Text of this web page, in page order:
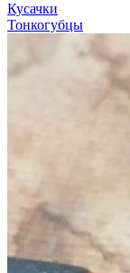
Кусачки
Тонкогубцы